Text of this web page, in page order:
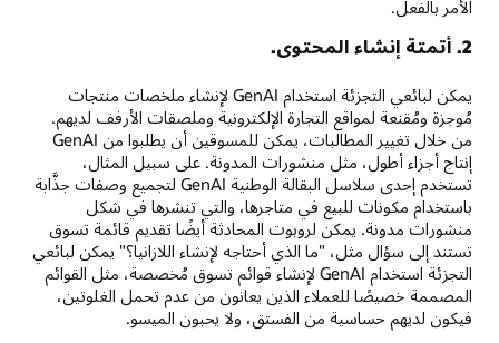
الأمر بالفعل.
2. أتمتة إنشاء المحتوى.
يمكن لبائعي التجزئة استخدام GenAI لإنشاء ملخصات منتجات
مُوجزة ومُقنعة لمواقع التجارة الإلكترونية وملصقات الأرفف لديهم.
من خلال تغيير المطالبات، يمكن للمسوقين أن يطلبوا من GenAI
إنتاج أجزاء أطول، مثل منشورات المدونة. على سبيل المثال،
تستخدم إحدى سلاسل البقالة الوطنية GenAI لتجميع وصفات جذَّابة
باستخدام مكونات للبيع في متاجرها، والتي تنشرها في شكل
منشورات مدونة. يمكن لروبوت المحادثة أيضًا تقديم قائمة تسوق
تستند إلى سؤال مثل، "ما الذي أحتاجه لإنشاء اللازانيا؟" يمكن لبائعي
التجزئة استخدام GenAI لإنشاء قوائم تسوق مُخصصة، مثل القوائم
المصممة خصيصًا للعملاء الذين يعانون من عدم تحمل الغلوتين،
فيكون لديهم حساسية من الفستق، ولا يحبون الميسو.